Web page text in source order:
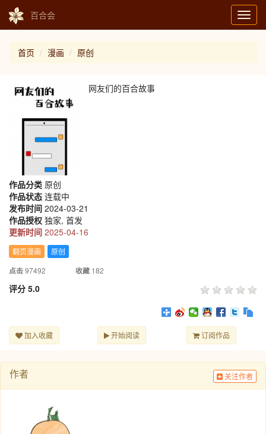
百合会
首页 漫画 原创
网友们的百合故事
作品分类 原创
作品状态 连载中
发布时间 2024-03-21
作品授权 独家, 首发
更新时间 2025-04-16
翻页漫画
原创
点击97492 收藏 182
评分 5.0
加入收藏 开始阅读 订阅作品
作者 关注作者